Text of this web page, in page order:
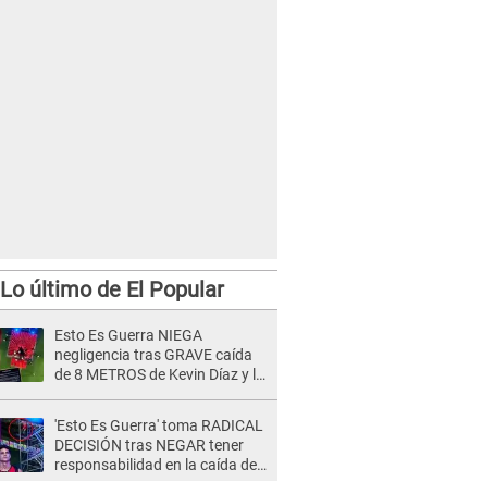
Lo último de El Popular
Esto Es Guerra NIEGA
negligencia tras GRAVE caída
de 8 METROS de Kevin Díaz y lo
'Esto Es Guerra' toma RADICAL
DECISIÓN tras NEGAR tener
responsabilidad en la caída de